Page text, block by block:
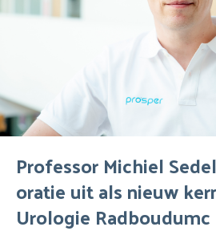
Professor Michiel
oratie uit als nieuw
Urologie Radboudumc